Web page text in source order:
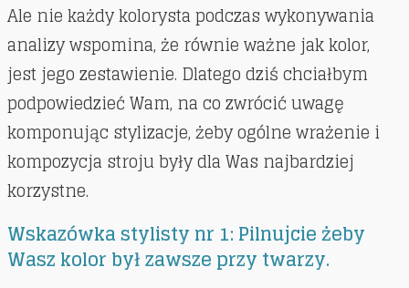
Ale nie każdy kolorysta podczas wykonywania
analizy wspomina, że równie ważne jak kolor,
jest jego zestawienie. Dlatego dziś chciałbym
podpowiedzieć Wam, na co zwrócić uwagę
komponując stylizacje, żeby ogólne wrażenie i
kompozycja stroju były dla Was najbardziej
korzystne.
Wskazówka stylisty nr 1: Pilnujcie żeby
Wasz kolor był zawsze przy twarzy.